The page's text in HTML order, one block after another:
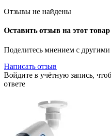
Отзывы не найдены
Оставить отзыв на этот товар
Поделитесь мнением с
Написать отзыв
Войдите в учётную запись,
ответе